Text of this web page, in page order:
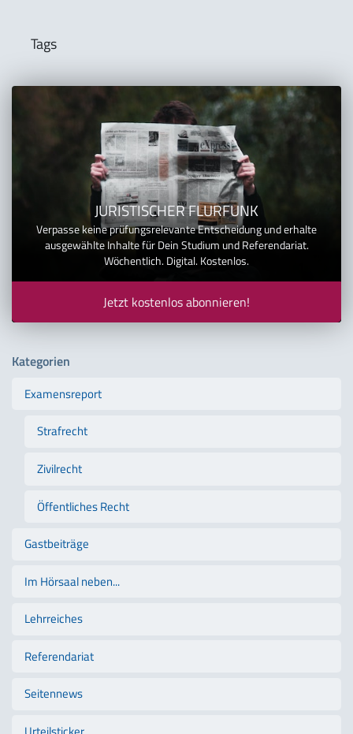
Tags
JURISTISCHER FLURFUNK
Verpasse keine prüfungsrelevante Entscheidung und erhalte
ausgewählte Inhalte für Dein Studium und Referendariat.
Wöchentlich. Digital. Kostenlos.
Jetzt kostenlos abonnieren!
Kategorien
Examensreport
Strafrecht
Zivilrecht
Öffentliches Recht
Gastbeiträge
Im Hörsaal neben...
Lehrreiches
Referendariat
Seitennews